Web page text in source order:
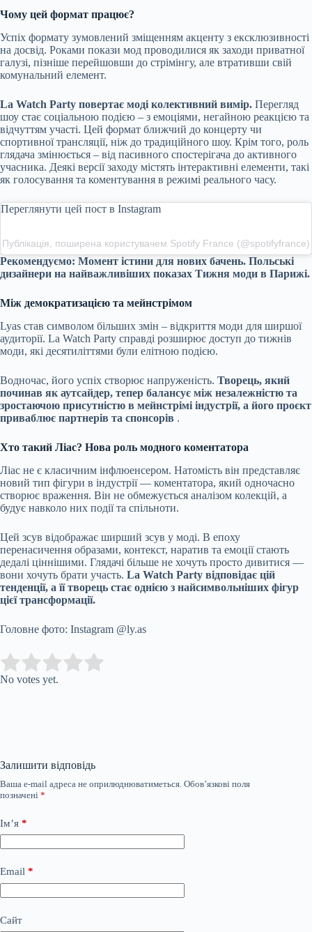
Чому цей формат працює?
Успіх формату зумовлений зміщенням акценту з ексклюзивності
на досвід. Роками покази мод проводилися як заходи приватної
галузі, пізніше перейшовши до стрімінгу, але втративши свій
комунальний елемент.
La Watch Party повертає моді колективний вимір. Перегляд
шоу стає соціальною подією – з емоціями, негайною реакцією та
відчуттям участі. Цей формат ближчий до концерту чи
спортивної трансляції, ніж до традиційного шоу. Крім того, роль
глядача змінюється – від пасивного спостерігача до активного
учасника. Деякі версії заходу містять інтерактивні елементи, такі
як голосування та коментування в режимі реального часу.
Переглянути цей пост в Instagram
Публікація, поширена користувачем Spotify France (@spotifyfrance)
Рекомендуємо: Момент істини для нових бачень. Польські
дизайнери на найважливіших показах Тижня моди в Парижі.
Між демократизацією та мейнстрімом
Lyas став символом більших змін – відкриття моди для ширшої
аудиторії. La Watch Party справді розширює доступ до тижнів
моди, які десятиліттями були елітною подією.
Водночас, його успіх створює напруженість. Творець, який
починав як аутсайдер, тепер балансує між незалежністю та
зростаючою присутністю в мейнстрімі індустрії, а його проєкт
приваблює партнерів та спонсорів .
Хто такий Ліас? Нова роль модного коментатора
Ліас не є класичним інфлюенсером. Натомість він представляє
новий тип фігури в індустрії — коментатора, який одночасно
створює враження. Він не обмежується аналізом колекцій, а
будує навколо них події та спільноти.
Цей зсув відображає ширший зсув у моді. В епоху
перенасичення образами, контекст, наратив та емоції стають
дедалі ціннішими. Глядачі більше не хочуть просто дивитися —
вони хочуть брати участь. La Watch Party відповідає цій
тенденції, а її творець стає однією з найсимвольніших фігур
цієї трансформації.
Головне фото: Instagram @ly.as
Rate this item:
No votes yet.
Залишити відповідь
Ваша e-mail адреса не оприлюднюватиметься. Обов’язкові поля
позначені *
Ім’я *
Email *
Сайт